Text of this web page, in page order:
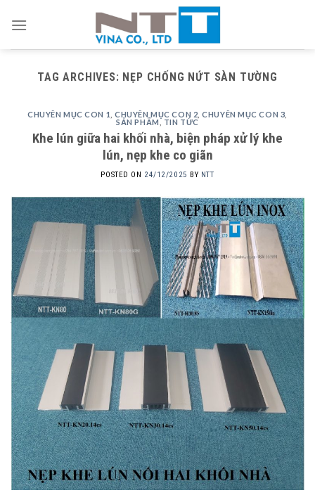
TAG ARCHIVES: NẸP CHỐNG NỨT SÀN TƯỜNG
CHUYÊN MỤC CON 1 ,CHUYÊN MỤC CON 2 ,CHUYÊN MỤC CON 3
SẢN PHẨM , TIN TỨC
Khe lún giữa hai khối nhà, biện pháp xử lý khe
lún, nẹp khe co giãn
POSTED ON 24/12/2025 BY NTT